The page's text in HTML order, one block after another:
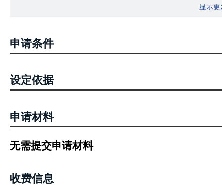
显示更
申请条件
设定依据
申请材料
无需提交申请材料
收费信息